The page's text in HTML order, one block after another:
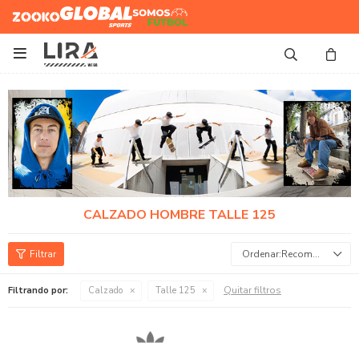
Zooko Global Sports
Somos
Futbol

CALZADO HOMBRE TALLE 125
Recomendados
Filtrando por: Calzado Talle 125 Quitar filtros